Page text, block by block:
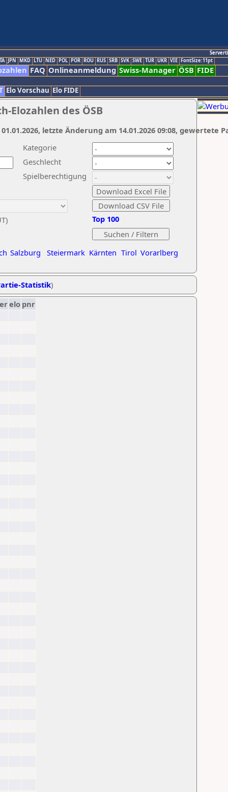
JPN MKD LTU NED POL POR ROU RUS SRB SVK SWE TUR UKR VIE FontSize:11pt
FAQ Onlineanmeldung Swiss-Manager ÖSB FIDE
Elo Vorschau Elo FIDE
Elozahlen des ÖSB
Kategorie
Geschlecht
Spielberechtigung
Salzburg Steiermark Kärnten Tirol Vorarlberg
Top 100
letzte Änderung am 14.01.2026 09:08, gewertete
Statistik)
elo pnr